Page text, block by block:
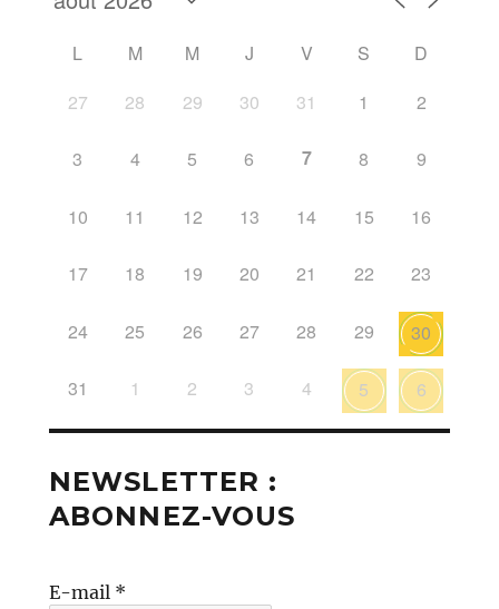
L M M J V S
D
27
28 29 30 31 1 2
3 4 5 6 7 8 9
10 11 12 13 14 15 16
17 18 19 20 21 22 23
24 25 26 27 28 29 30
31 1 2 3 4 5 6
NEWSLETTER :
ABONNEZ-VOUS
E-mail *